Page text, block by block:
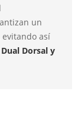
un
así
Dorsal y